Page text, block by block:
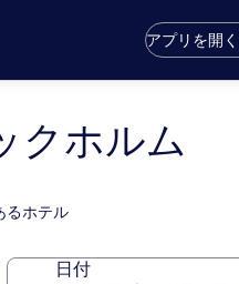
アプリを開く
クホルム
るホテル
日付